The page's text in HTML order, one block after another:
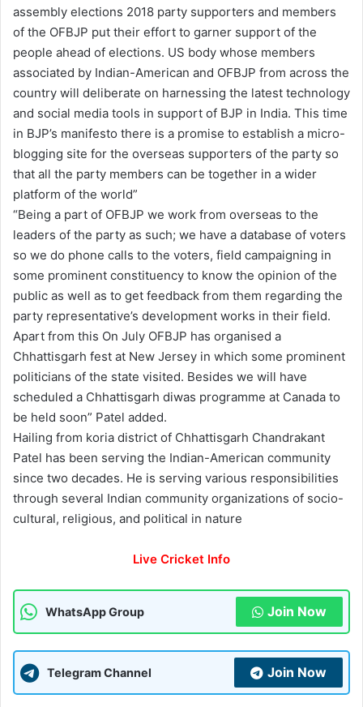
assembly elections 2018 party supporters and members
of the OFBJP put their effort to garner support of the
people ahead of elections. US body whose members
associated by Indian-American and OFBJP from across the
country will deliberate on harnessing the latest technology
and social media tools in support of BJP in India. This time
in BJP’s manifesto there is a promise to establish a micro-
blogging site for the overseas supporters of the party so
that all the party members can be together in a wider
platform of the world”
“Being a part of OFBJP we work from overseas to the
leaders of the party as such; we have a database of voters
so we do phone calls to the voters, field campaigning in
some prominent constituency to know the opinion of the
public as well as to get feedback from them regarding the
party representative’s development works in their field.
Apart from this On July OFBJP has organised a
Chhattisgarh fest at New Jersey in which some prominent
politicians of the state visited. Besides we will have
scheduled a Chhattisgarh diwas programme at Canada to
be held soon” Patel added.
Hailing from koria district of Chhattisgarh Chandrakant
Patel has been serving the Indian-American community
since two decades. He is serving various responsibilities
through several Indian community organizations of socio-
cultural, religious, and political in nature
Live Cricket Info
WhatsApp Group Join Now
Telegram Channel Join Now